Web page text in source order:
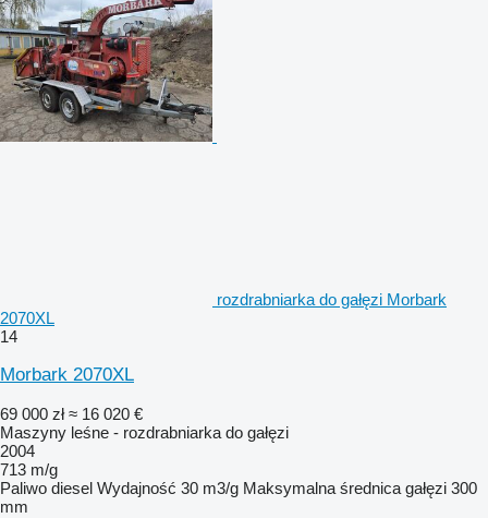
rozdrabniarka do gałęzi Morbark
2070XL
14
Morbark 2070XL
69 000 zł ≈ 16 020 €
Maszyny leśne - rozdrabniarka do gałęzi
2004
713 m/g
Paliwo diesel Wydajność 30 m3/g Maksymalna średnica gałęzi 300
mm